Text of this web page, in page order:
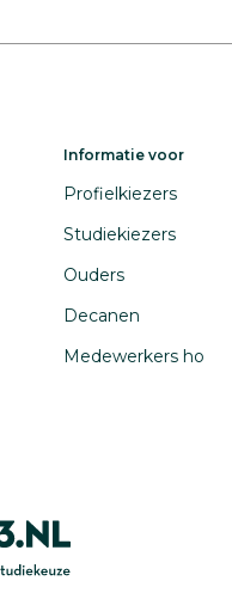
Informatie voor
Profielkiezers
Studiekiezers
Ouders
Decanen
Medewerkers ho